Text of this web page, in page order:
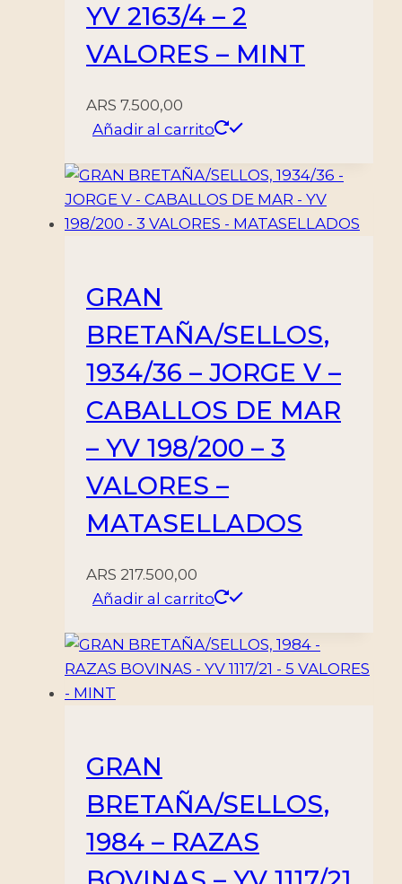
YV 2163/4 – 2
VALORES – MINT
ARS 7.500,00
Añadir al carrito
GRAN
BRETAÑA/SELLOS,
1934/36 – JORGE V –
CABALLOS DE MAR
– YV 198/200 – 3
VALORES –
MATASELLADOS
ARS 217.500,00
Añadir al carrito
GRAN
BRETAÑA/SELLOS,
1984 – RAZAS